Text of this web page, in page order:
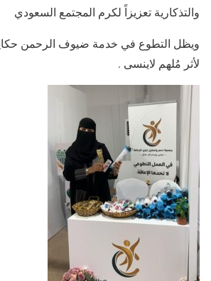
والتذكارية تعزيزاً لكرم المجتمع السعودي
ويظل التطوع في خدمة ضيوف الرحمن
لأثر مُلهم لاينسى .